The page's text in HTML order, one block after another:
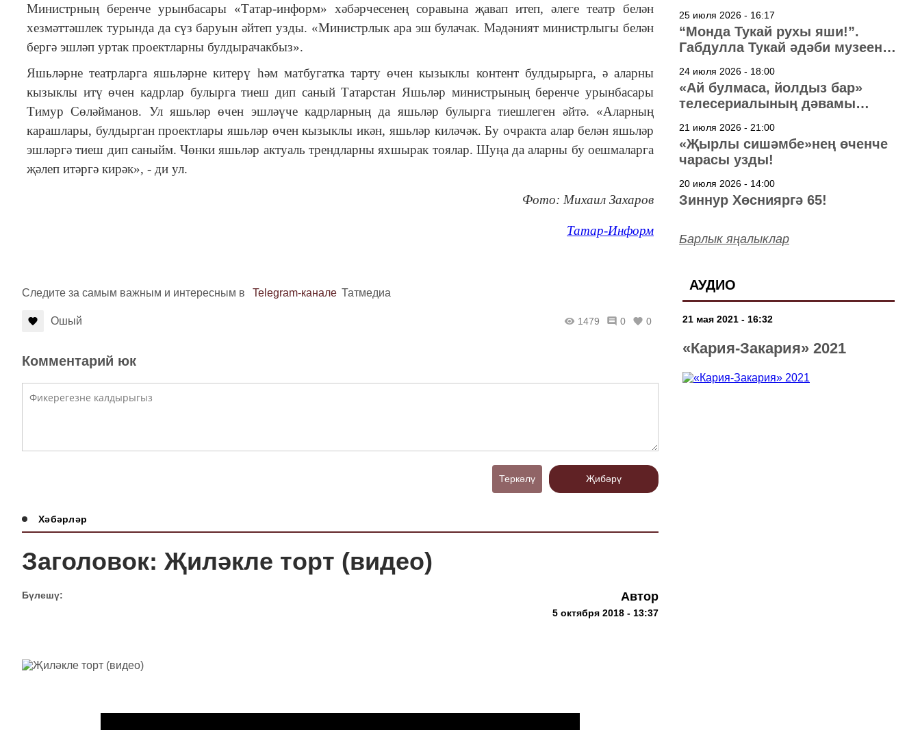
Министрның беренче урынбасары «Татар-информ» хәбәрчесенең соравына җавап итеп, әлеге театр белән
хезмәттәшлек турында да сүз баруын әйтеп узды. «Министрлык ара эш булачак. Мәдәният министрлыгы белән
бергә эшләп уртак проектларны булдырачакбыз».
Яшьләрне театрларга яшьләрне китерү һәм матбугатка тарту өчен кызыклы контент булдырырга, ә аларны
кызыклы итү өчен кадрлар булырга тиеш дип саный Татарстан Яшьләр министрының беренче урынбасары
Тимур Сөләйманов. Ул яшьләр өчен эшләүче кадрларның да яшьләр булырга тиешлеген әйтә. «Аларның
карашлары, булдырган проектлары яшьләр өчен кызыклы икән, яшьләр киләчәк. Бу очракта алар белән яшьләр
эшләргә тиеш дип саныйм. Чөнки яшьләр актуаль трендларны яхшырак тоялар. Шуңа да аларны бу оешмаларга
җәлеп итәргә кирәк», - ди ул.
Фото: Михаил Захаров
Татар-Информ
Следите за самым важным и интересным в Telegram-канале Татмедиа
Ошый 1479 0 0
Комментарий юк
Теркәлү Җибәрү
Хәбәрләр
Заголовок: Җиләкле торт (видео)
Бүлешү: Автор
5 октября 2018 - 13:37
25 июля 2026 - 16:17
“Монда Тукай рухы яши!”.
Габдулла Тукай әдәби музеена
24 июля 2026 - 18:00
«Ай булмаса, йолдыз бар»
телесериалының дәвамы
21 июля 2026 - 21:00
«Җырлы сишәмбе»нең өченче
чарасы узды!
20 июля 2026 - 14:00
Зиннур Хөснияргә 65!
Барлык яңалыклар
АУДИО
21 мая 2021 - 16:32
«Кария-Закария» 2021